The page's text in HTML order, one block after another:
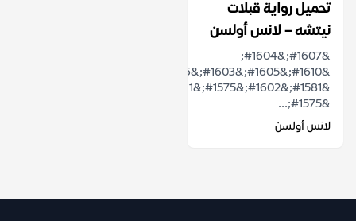
تحميل رواية قبلات
نيتشه – لانس أولسن
&#1607;&#1604;
&#1575;...
لانس أولسن